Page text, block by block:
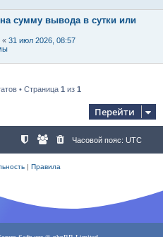
сумму вывода в сутки или
« 31 июл 2026, 08:57
• Страница 1 из 1
Перейти
Часовой пояс: UTC
| Правила